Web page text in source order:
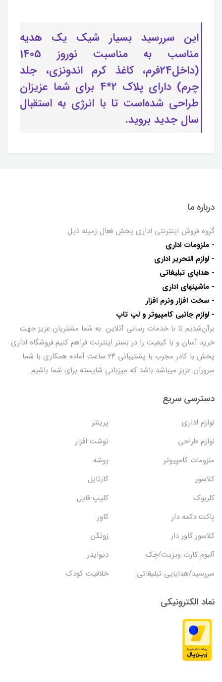
این سررسید بسیار شیک یک هدیه
مناسب به مناسبت نوروز 1405
(داخل24فرم، کاغذ کرم اندونزی، جلد
چرم) دارای پلاک 2*4 برای شما عزیزان
طراحی شده‌است تا با انرژی به استقبال
سال جدید بروید.
درباره ما
گروه فروش اینترنتی اداری پخش فعال زمینه ذیل
- ملزومات اداری
- لوازم التحریر اداری
- هدایای تبلیغاتی
- ماشینهای اداری
- سخت افزار ونرم افزار
- لوازم جانبی کامپیوتر و لپ تاپ
برآن‌شدیم تا با خدمات رسانی آنلاین به شما مشتریان عزیز جهت
خرید آسان و با کیفیت را در بستر اینترنت فراهم کنیم.فروشگاه اداری
پخش با کادر مجرب با پشتیبانی ۲۴ ساعت آماده همکاری با شما
سروران عزیز میباشد باشد که میزبانی شایسته برای شما باشیم.
دسترسی سریع
لوازم اداری
پرینتر
لوازم طراحی
نوشت افزار
ملزومات کامپیوتر
پوشه
کلاسور
کارتابل
کلربوک
کلیپ فایل
پاکت دکمه دار
کاور
کلاسور کاور دار
زونکن
آلبوم کارت ویزیت/چک
دیوایدر
سررسید/هدایایی تبلیغاتی
خلاقیت کودک
نماد الکترونیکی